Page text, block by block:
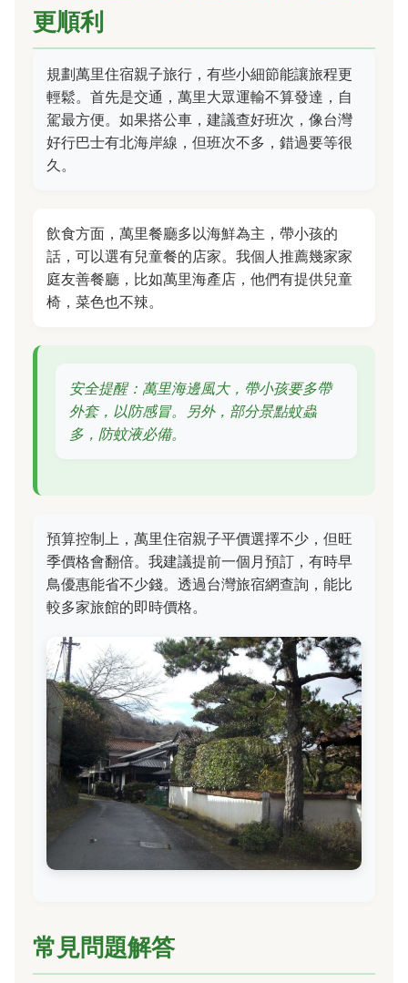
更順利
規劃萬里住宿親子旅行，有些小細節能讓旅程更
輕鬆。首先是交通，萬里大眾運輸不算發達，自
駕最方便。如果搭公車，建議查好班次，像台灣
好行巴士有北海岸線，但班次不多，錯過要等很
久。
飲食方面，萬里餐廳多以海鮮為主，帶小孩的
話，可以選有兒童餐的店家。我個人推薦幾家家
庭友善餐廳，比如萬里海產店，他們有提供兒童
椅，菜色也不辣。
安全提醒：萬里海邊風大，帶小孩要多帶
外套，以防感冒。另外，部分景點蚊蟲
多，防蚊液必備。
預算控制上，萬里住宿親子平價選擇不少，但旺
季價格會翻倍。我建議提前一個月預訂，有時早
鳥優惠能省不少錢。透過台灣旅宿網查詢，能比
較多家旅館的即時價格。
常見問題解答